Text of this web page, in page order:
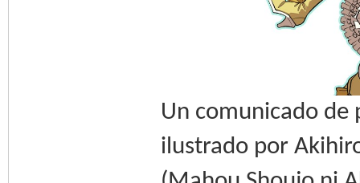
Un comunicado de
ilustrado por